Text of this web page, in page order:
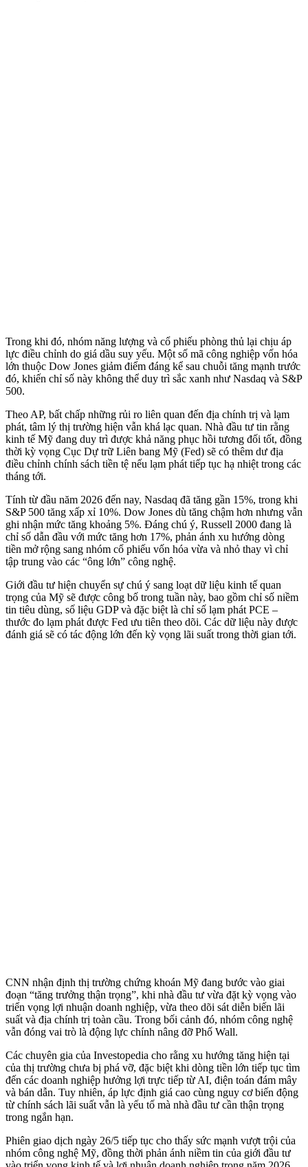
Trong khi đó, nhóm năng lượng và cổ phiếu phòng thủ lại chịu áp
lực điều chỉnh do giá dầu suy yếu. Một số mã công nghiệp vốn hóa
lớn thuộc Dow Jones giảm điểm đáng kể sau chuỗi tăng mạnh trước
đó, khiến chỉ số này không thể duy trì sắc xanh như Nasdaq và S&P
500.
Theo AP, bất chấp những rủi ro liên quan đến địa chính trị và lạm
phát, tâm lý thị trường hiện vẫn khá lạc quan. Nhà đầu tư tin rằng
kinh tế Mỹ đang duy trì được khả năng phục hồi tương đối tốt, đồng
thời kỳ vọng Cục Dự trữ Liên bang Mỹ (Fed) sẽ có thêm dư địa
điều chỉnh chính sách tiền tệ nếu lạm phát tiếp tục hạ nhiệt trong các
tháng tới.
Tính từ đầu năm 2026 đến nay, Nasdaq đã tăng gần 15%, trong khi
S&P 500 tăng xấp xỉ 10%. Dow Jones dù tăng chậm hơn nhưng vẫn
ghi nhận mức tăng khoảng 5%. Đáng chú ý, Russell 2000 đang là
chỉ số dẫn đầu với mức tăng hơn 17%, phản ánh xu hướng dòng
tiền mở rộng sang nhóm cổ phiếu vốn hóa vừa và nhỏ thay vì chỉ
tập trung vào các “ông lớn” công nghệ.
Giới đầu tư hiện chuyển sự chú ý sang loạt dữ liệu kinh tế quan
trọng của Mỹ sẽ được công bố trong tuần này, bao gồm chỉ số niềm
tin tiêu dùng, số liệu GDP và đặc biệt là chỉ số lạm phát PCE –
thước đo lạm phát được Fed ưu tiên theo dõi. Các dữ liệu này được
đánh giá sẽ có tác động lớn đến kỳ vọng lãi suất trong thời gian tới.
CNN nhận định thị trường chứng khoán Mỹ đang bước vào giai
đoạn “tăng trưởng thận trọng”, khi nhà đầu tư vừa đặt kỳ vọng vào
triển vọng lợi nhuận doanh nghiệp, vừa theo dõi sát diễn biến lãi
suất và địa chính trị toàn cầu. Trong bối cảnh đó, nhóm công nghệ
vẫn đóng vai trò là động lực chính nâng đỡ Phố Wall.
Các chuyên gia của Investopedia cho rằng xu hướng tăng hiện tại
của thị trường chưa bị phá vỡ, đặc biệt khi dòng tiền lớn tiếp tục tìm
đến các doanh nghiệp hưởng lợi trực tiếp từ AI, điện toán đám mây
và bán dẫn. Tuy nhiên, áp lực định giá cao cùng nguy cơ biến động
từ chính sách lãi suất vẫn là yếu tố mà nhà đầu tư cần thận trọng
trong ngắn hạn.
Phiên giao dịch ngày 26/5 tiếp tục cho thấy sức mạnh vượt trội của
nhóm công nghệ Mỹ, đồng thời phản ánh niềm tin của giới đầu tư